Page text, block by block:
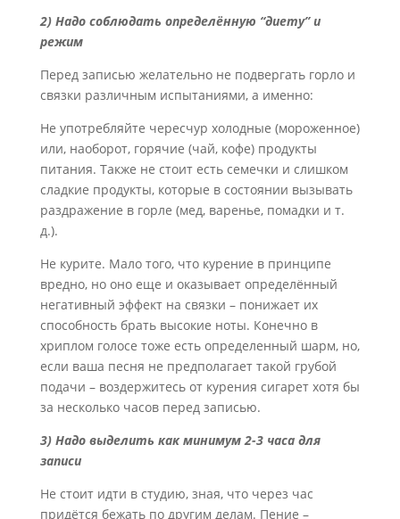
2) Надо соблюдать определённую “диету” и
режим
Перед записью желательно не подвергать горло и
связки различным испытаниями, а именно:
Не употребляйте чересчур холодные (мороженное)
или, наоборот, горячие (чай, кофе) продукты
питания. Также не стоит есть семечки и слишком
сладкие продукты, которые в состоянии вызывать
раздражение в горле (мед, варенье, помадки и т.
д.).
Не курите. Мало того, что курение в принципе
вредно, но оно еще и оказывает определённый
негативный эффект на связки – понижает их
способность брать высокие ноты. Конечно в
хриплом голосе тоже есть определенный шарм, но,
если ваша песня не предполагает такой грубой
подачи – воздержитесь от курения сигарет хотя бы
за несколько часов перед записью.
3) Надо выделить как минимум 2-3 часа для
записи
Не стоит идти в студию, зная, что через час
придётся бежать по другим делам. Пение –